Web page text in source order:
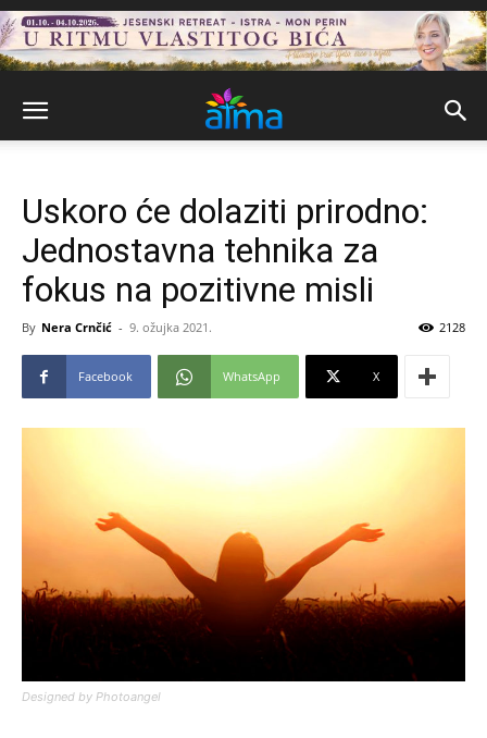
Uskoro će dolaziti prirodno:
Jednostavna tehnika za
fokus na pozitivne misli
By Nera Crnčić - 9. ožujka 2021. 2128
Facebook WhatsApp X
Designed by Photoangel